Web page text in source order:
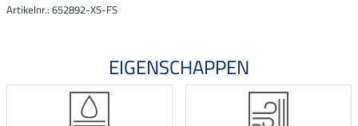
Artikelnr.: 652892-XS-FS
EIGENSCHAPPEN